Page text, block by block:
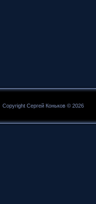
Copyright Сергей Коньков © 2026